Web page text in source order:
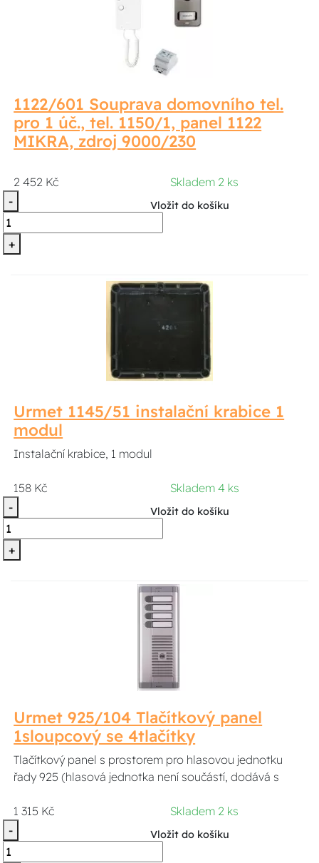
1122/601 Souprava domovního tel.
pro 1 úč., tel. 1150/1, panel 1122
MIKRA, zdroj 9000/230
2 452 Kč
Skladem 2 ks
-
+
Vložit do košíku
Urmet 1145/51 instalační krabice 1
modul
Instalační krabice, 1 modul
158 Kč
Skladem 4 ks
-
+
Vložit do košíku
Urmet 925/104 Tlačítkový panel
1sloupcový se 4tlačítky
Tlačítkový panel s prostorem pro hlasovou jednotku
řady 925 (hlasová jednotka není součástí, dodává s
1 315 Kč
Skladem 2 ks
-
Vložit do košíku